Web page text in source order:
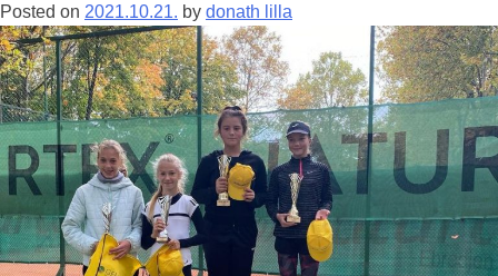
Posted on 2021.10.21. by donath lilla